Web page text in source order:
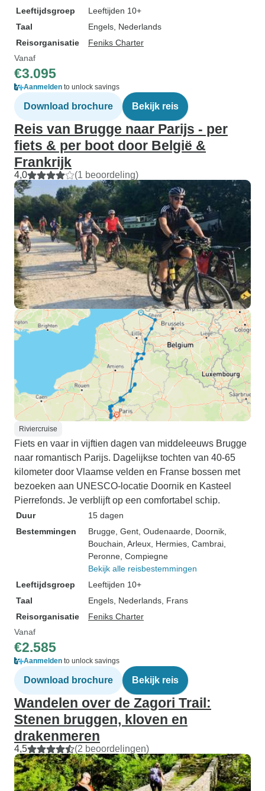
Leeftijdsgroep
Leeftijden 10+
Taal
Engels, Nederlands
Reisorganisatie
Feniks Charter
Vanaf
€3.095
Aanmelden to unlock savings
Download brochure Bekijk reis
Reis van Brugge naar Parijs - per
fiets & per boot door België &
Frankrijk
4,0 (1 beoordeling)
Riviercruise
Fiets en vaar in vijftien dagen van middeleeuws Brugge
naar romantisch Parijs. Dagelijkse tochten van 40-65
kilometer door Vlaamse velden en Franse bossen met
bezoeken aan UNESCO-locatie Doornik en Kasteel
Pierrefonds. Je verblijft op een comfortabel schip.
Duur
15 dagen
Bestemmingen
Brugge , Gent , Oudenaarde , Doornik
Bouchain , Arleux , Hermies , Cambrai
Peronne , Compiegne
Bekijk alle reisbestemmingen
Leeftijdsgroep
Leeftijden 10+
Taal
Engels, Nederlands, Frans
Reisorganisatie
Feniks Charter
Vanaf
€2.585
Aanmelden to unlock savings
Download brochure Bekijk reis
Wandelen over de Zagori Trail:
Stenen bruggen, kloven en
drakenmeren
4,5 (2 beoordelingen)